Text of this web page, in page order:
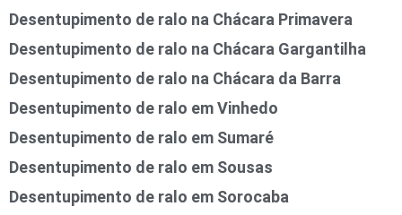
Desentupimento de ralo na Chácara Primavera
Desentupimento de ralo na Chácara Gargantilha
Desentupimento de ralo na Chácara da Barra
Desentupimento de ralo em Vinhedo
Desentupimento de ralo em Sumaré
Desentupimento de ralo em Sousas
Desentupimento de ralo em Sorocaba